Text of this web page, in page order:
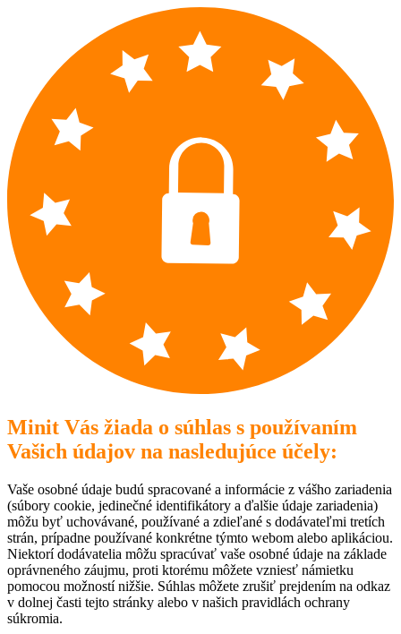
Minit Vás žiada o súhlas s používaním
Vašich údajov na nasledujúce účely:
Vaše osobné údaje budú spracované a informácie z vášho zariadenia
(súbory cookie, jedinečné identifikátory a ďalšie údaje zariadenia)
môžu byť uchovávané, používané a zdieľané s dodávateľmi tretích
strán, prípadne používané konkrétne týmto webom alebo aplikáciou.
Niektorí dodávatelia môžu spracúvať vaše osobné údaje na základe
oprávneného záujmu, proti ktorému môžete vzniesť námietku
pomocou možností nižšie. Súhlas môžete zrušiť prejdením na odkaz
v dolnej časti tejto stránky alebo v našich pravidlách ochrany
súkromia.